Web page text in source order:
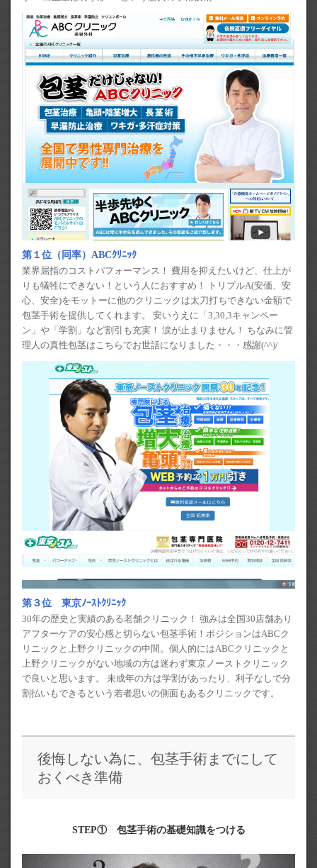
第１位（同率）ABCｸﾘﾆｯｸ
業界屈指のコストパフォーマンス！ 費用を抑えたいけど、仕上が
りも犠牲にできない！という人におすすめ！ トリプルA(安価、安
心、安全)をモットーに他のクリニックは太刀打ちできない金額で
包茎手術を提供してくれます。 安いうえに「3,30,3キャンペー
ン」や「学割」など割引も充実！ 涙が止まりません！ ちなみに管
理人の真性包茎はこちらでお世話になりました・・・感謝(^^)/
第３位 東京ﾉｰｽﾄｸﾘﾆｯｸ
30年の歴史と実績のある老舗クリニック！ 強みは全国30店舗あり
アフターケアの安心感と切らない包茎手術！ポジションはABCク
リニックと上野クリニックの中間。個人的にはABCクリニックと
上野クリニックがない地域の方は迷わず東京ノーストクリニック
で良いと思います。 未成年の方は学割があったり、利子なしで分
割払いもできるという若者思いの側面もあるクリニックです。
後悔しない為に、包茎手術までにして
おくべき準備
STEP① 包茎手術の基礎知識をつける